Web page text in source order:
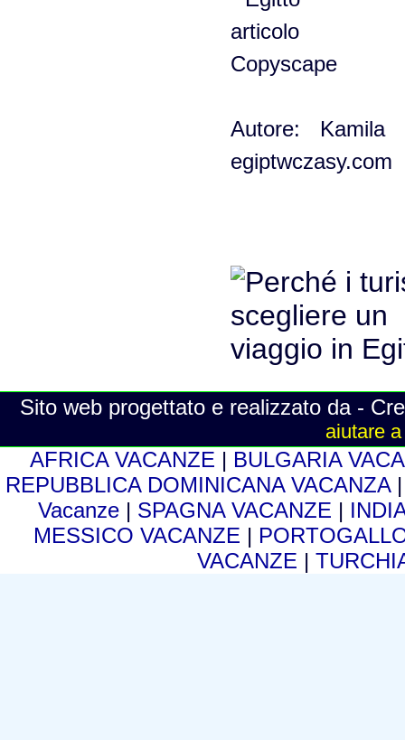
Autore:
egiptwczasy.com
Sito web progettato e realizzato da -
aiutare
AFRICA VACANZE | BULGARIA
REPUBBLICA DOMINICANA VACANZA
Vacanze | SPAGNA VACANZE |
MESSICO VACANZE |
VACANZE |